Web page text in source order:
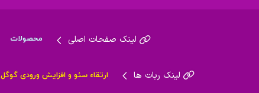
لینک صفحات اصلی محصولات
لینک ربات ها ارتقاء سئو و افزایش ورودی گوگل